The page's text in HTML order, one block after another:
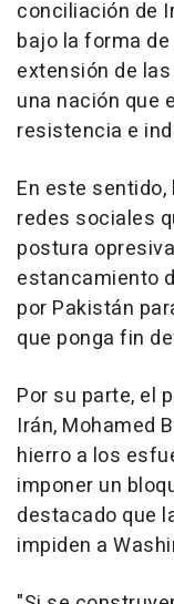
conciliación de
bajo la forma
extensión de
una nación que
resistencia e
En este
redes sociales
postura
estancamiento
por Pakistán
que ponga fin
Por su parte, el
Irán, Mohamed
hierro a los
imponer un
destacado que
impiden a